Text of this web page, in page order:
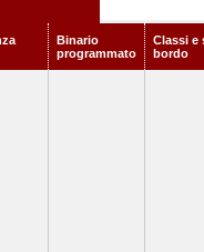
Binario
programmato
Classi e
bordo